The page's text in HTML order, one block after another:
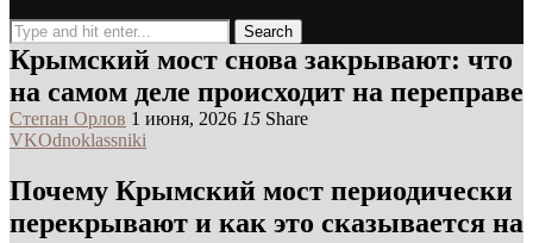
Search
Крымский мост снова закрывают: что
на самом деле происходит на переправе
Степан Орлов 1 июня, 2026 15 Share
VKOdnoklassniki
Почему Крымский мост периодически
перекрывают и как это сказывается на